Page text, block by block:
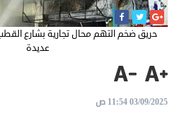
بالخارج
المعاملات
القنصلية
البعثة
حريق ضخم التهم محال تجارية بشارع
عديدة
03/09/2025 11:54 ص